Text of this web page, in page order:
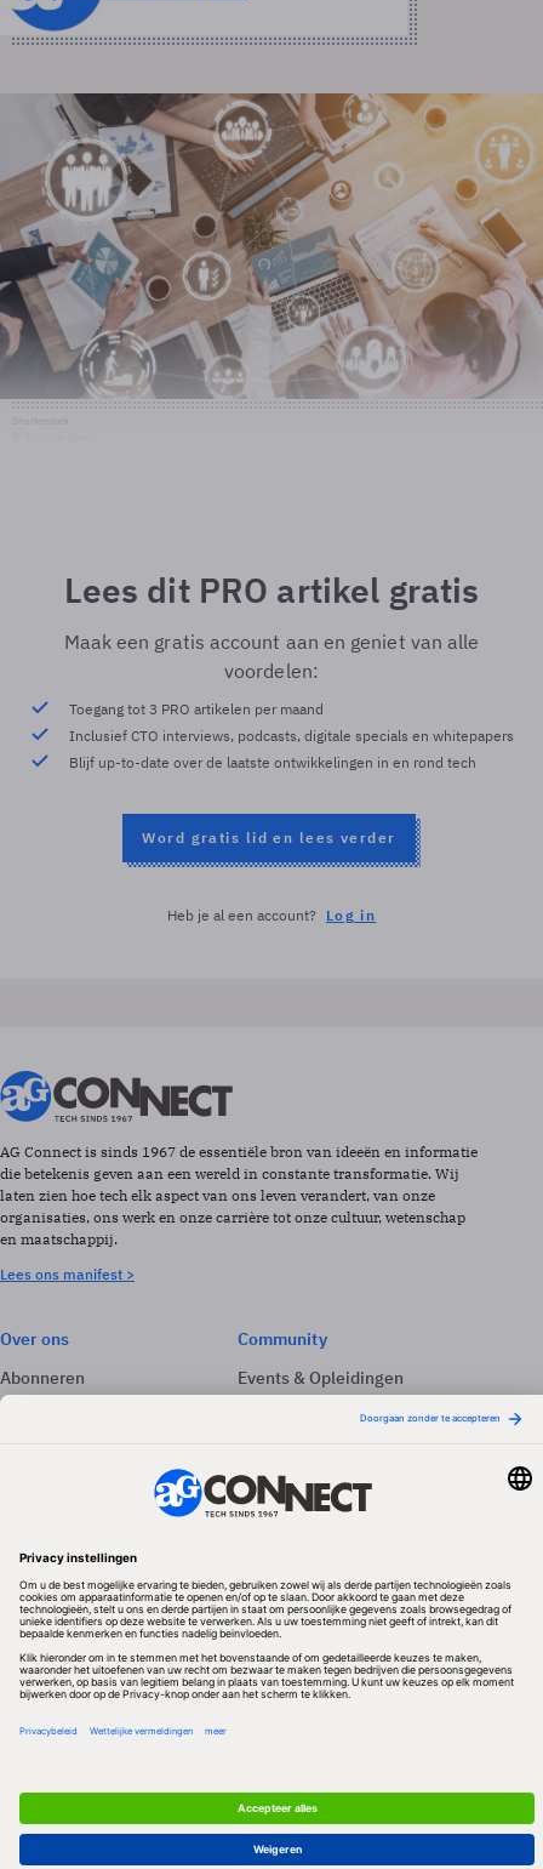
Lees dit PRO artikel gratis
Maak een gratis account aan en geniet van alle
voordelen:
Toegang tot 3 PRO artikelen per maand
Inclusief CTO interviews, podcasts, digitale specials en whitepapers
Blijf up-to-date over de laatste ontwikkelingen in en rond tech
Word gratis lid en lees verder
Heb je al een account? Log in
AG Connect is sinds 1967 de essentiële bron van ideeën en informatie
die betekenis geven aan een wereld in constante transformatie. Wij
laten zien hoe tech elk aspect van ons leven verandert, van onze
organisaties, ons werk en onze carrière tot onze cultuur, wetenschap
en maatschappij.
Lees ons manifest >
Over ons
Abonneren
Adverteren
Community
Events & Opleidingen
Volg ons
Redactionele partner
Algemene Voorwaarden & Copyrights